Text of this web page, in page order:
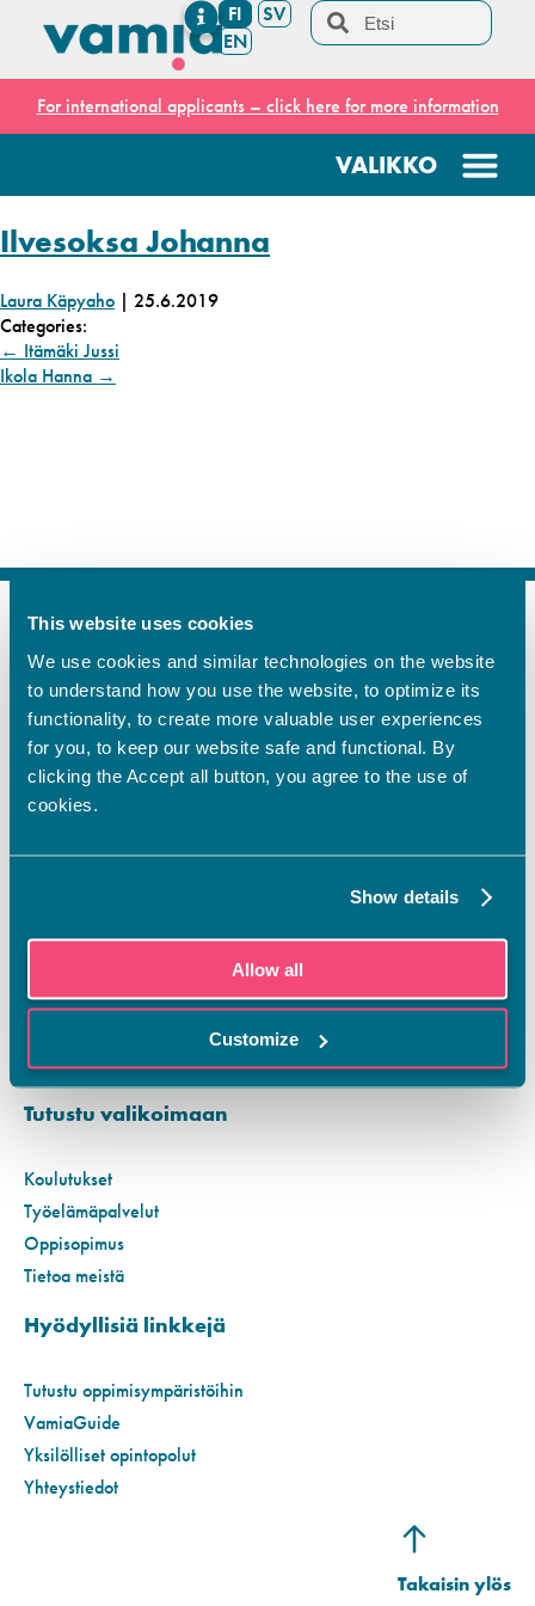
This website uses cookies
We use cookies and similar technologies on the website
to understand how you use the website, to optimize its
functionality, to create more valuable user experiences
for you, to keep our website safe and functional. By
clicking the Accept all button, you agree to the use of
cookies.
Show details
Allow all
Customize
FI
SV
EN
For international applicants – click here for more information
Ilvesoksa Johanna
Laura Käpyaho | 25.6.2019
Categories:
← Itämäki Jussi
Ikola Hanna →
FI
SV
EN
YHTEYSTIEDOT
Vamian Infopiste:
Ruutikellarintie 2, 65100 VAASA
Sampo-kampus
Sepänkyläntie 16, 65100 VAASA
Tietosuoja
Saavutettavuusseloste
Tutustu valikoimaan
Koulutukset
Työelämäpalvelut
Oppisopimus
Tietoa meistä
Hyödyllisiä linkkejä
Tutustu oppimisympäristöihin
VamiaGuide
Yksilölliset opintopolut
Yhteystiedot